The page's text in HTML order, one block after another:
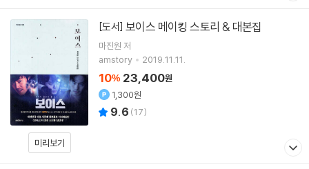
미리보기
[도서] 보이스 메이킹 스토리 & 대본집
마진원 저
amstory
2019.11.11.
10% 23,400원
1,300원
9.6 (17)